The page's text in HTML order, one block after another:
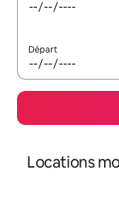
Départ
Locations